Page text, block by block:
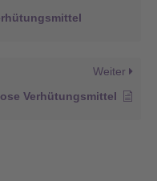
Weiter
Verhütungsmittel